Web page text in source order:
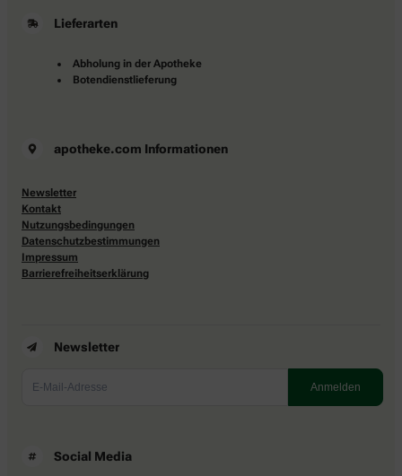
Lieferarten
Abholung in der Apotheke
Botendienstlieferung
apotheke.com Informationen
Newsletter
Kontakt
Nutzungsbedingungen
Datenschutzbestimmungen
Impressum
Barrierefreiheitserklärung
Newsletter
Social Media